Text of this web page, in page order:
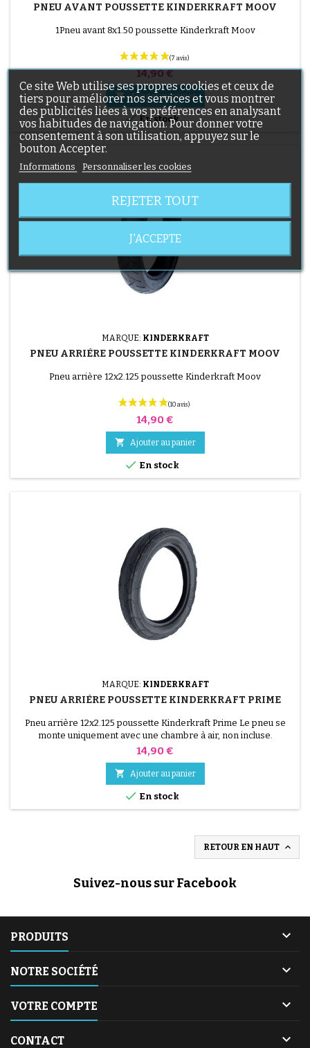
PNEU AVANT POUSSETTE KINDERKRAFT MOOV
1Pneu avant 8x1.50 poussette Kinderkraft Moov
Prix
14,90 €
 Ajouter au panier
En stock
MARQUE: KINDERKRAFT
PNEU ARRIÈRE POUSSETTE KINDERKRAFT MOOV
Pneu arrière 12x2.125 poussette Kinderkraft Moov
Prix
14,90 €
 Ajouter au panier
 En stock
MARQUE: KINDERKRAFT
PNEU ARRIÈRE POUSSETTE KINDERKRAFT PRIME
Pneu arrière 12x2.125 poussette Kinderkraft Prime Le pneu se
monte uniquement avec une chambre à air, non incluse.
Prix
14,90 €
 Ajouter au panier
 En stock
RETOUR EN HAUT 
Suivez-nous sur Facebook
PRODUITS 
NOTRE SOCIÉTÉ 
VOTRE COMPTE 
CONTACT 
Ce site Web utilise ses propres cookies et ceux de
tiers pour améliorer nos services et vous montrer
des publicités liées à vos préférences en analysant
vos habitudes de navigation. Pour donner votre
consentement à son utilisation, appuyez sur le
bouton Accepter.
Informations Personnaliser les cookies
REJETER TOUT
J'ACCEPTE